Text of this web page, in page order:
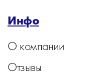
Инфо
О компании
Отзывы